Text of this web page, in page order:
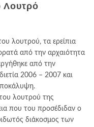
Λουτρό
λουτρού, τα ερείπια
από την αρχαιότητα
από την
2006 – 2007 και
λουτρού της
που του προσέδιδαν ο
διάκοσμος των